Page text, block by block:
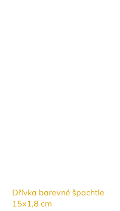
Dřívka barevné špachtle
15x1,8 cm